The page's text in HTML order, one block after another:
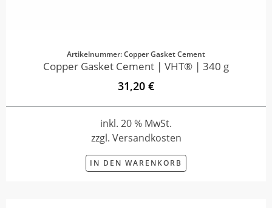
Artikelnummer: Copper Gasket Cement
Copper Gasket Cement | VHT® | 340 g
31,20 €
inkl. 20 % MwSt.
zzgl. Versandkosten
IN DEN WARENKORB